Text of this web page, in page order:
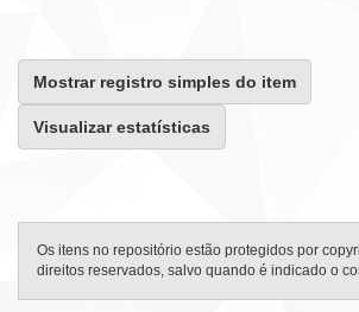
Mostrar registro simples do item
Visualizar estatísticas
Os itens no repositório estão protegidos por
direitos reservados, salvo quando é indicado o